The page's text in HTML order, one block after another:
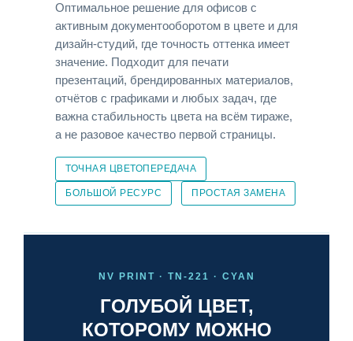
Оптимальное решение для офисов с
активным документооборотом в цвете и для
дизайн-студий, где точность оттенка имеет
значение. Подходит для печати
презентаций, брендированных материалов,
отчётов с графиками и любых задач, где
важна стабильность цвета на всём тираже,
а не разовое качество первой страницы.
ТОЧНАЯ ЦВЕТОПЕРЕДАЧА
БОЛЬШОЙ РЕСУРС ПРОСТАЯ ЗАМЕНА
NV PRINT · TN-221 · CYAN
ГОЛУБОЙ ЦВЕТ,
КОТОРОМУ МОЖНО